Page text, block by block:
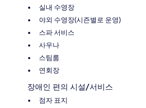
실내 수영장
야외 수영장(시즌별로 운영)
스파 서비스
사우나
스팀룸
연회장
장애인 편의 시설/서비스
점자 표지